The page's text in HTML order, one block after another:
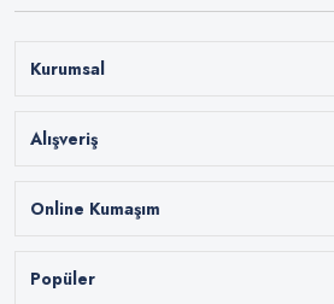
Kurumsal
Alışveriş
Online Kumaşım
Popüler